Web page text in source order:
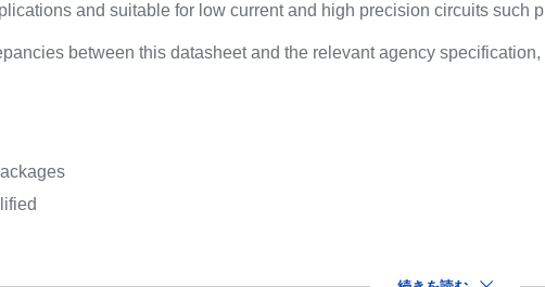
and suitable for low current and high precision circuits such
between this datasheet and the relevant agency